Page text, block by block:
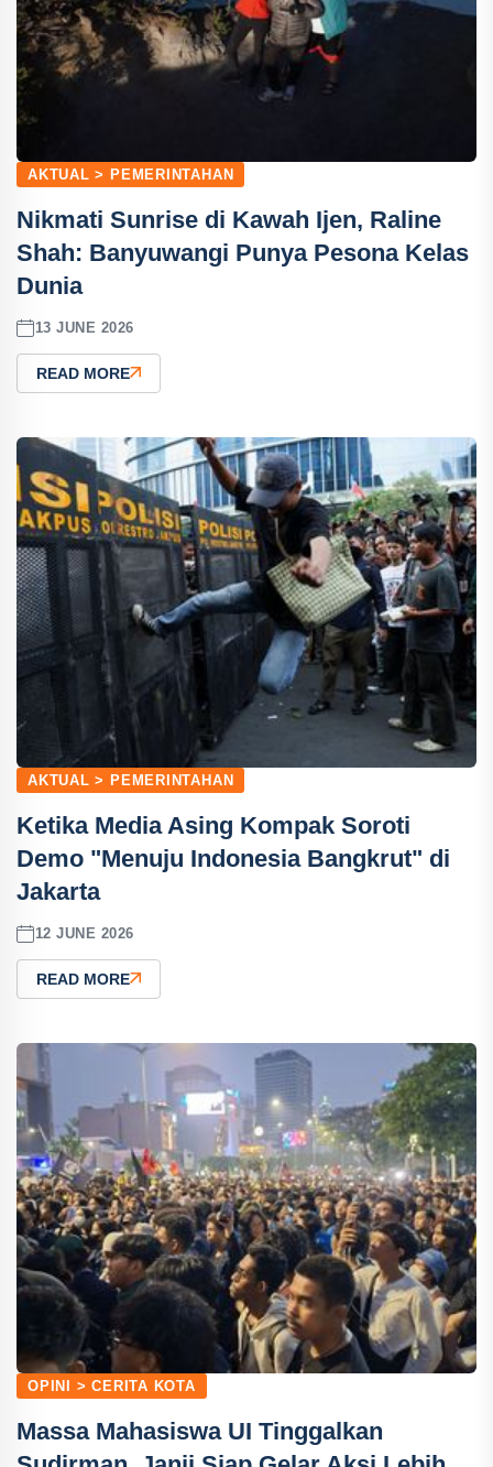
AKTUAL > PEMERINTAHAN
Nikmati Sunrise di Kawah Ijen, Raline
Shah: Banyuwangi Punya Pesona Kelas
Dunia
13 JUNE 2026
READ MORE
AKTUAL > PEMERINTAHAN
Ketika Media Asing Kompak Soroti
Demo "Menuju Indonesia Bangkrut" di
Jakarta
12 JUNE 2026
READ MORE
OPINI > CERITA KOTA
Massa Mahasiswa UI Tinggalkan